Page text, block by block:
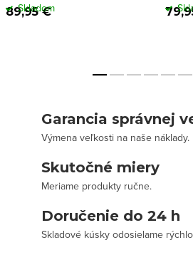
89,95 €
Skladom
Garancia správnej
Výmena veľkosti na naše náklady.
Skutočné miery
Meriame produkty ručne.
Doručenie do 24 h
Skladové kúsky odosielame